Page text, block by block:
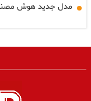
مدل جدید هوش